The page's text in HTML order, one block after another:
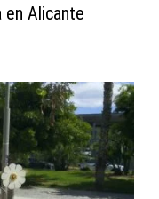
en Alicante